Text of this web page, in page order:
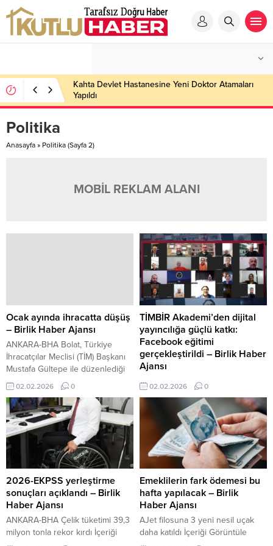
Kahta Devlet Hastanesine Yeni Doktor Atamaları
Yapıldı
Politika
Anasayfa » Politika (Sayfa 2)
MOBİL REKLAM ALANI
Ocak ayında ihracatta düşüş
– Birlik Haber Ajansı
ANKARA-BHA Bolat, Türkiye
İhracatçılar Meclisi (TİM) Başkanı
Mustafa Gültepe ile düzenlediği
basın toplantısında, düşüşte
takvim etkisi, işlenmiş altın ve
enerji rafine petrol ürünleri
ihracatındaki azalışın etkili
olduğunu belirtti. İthalat ve dış
ticaret açığı Ocak ayında ithalat
28,7 milyar dolar olarak
kaydedildi. Mal ihracatındaki
küçük azalış nedeniyle dış ticaret
açığı yüzde...
02.02.2026 0
TİMBİR Akademi’den dijital
yayıncılığa güçlü katkı:
Facebook eğitimi
gerçekleştirildi – Birlik Haber
Ajansı
ANKARA-BHA TİMBİR
Akademi’nin dijital çağın
ihtiyaçlarına yanıt veren eğitim
çalışmaları kapsamında
düzenlenen programda,
Facebook’un habercilikteki yeri
ve dijital yayıncılıkta etkin
kullanımı tüm yönleriyle ele alındı.
Eğitimde hem saha deneyimine
dayalı bilgiler hem de akademik
yaklaşımlar katılımcılarla paylaşıldı.
Akademi ve saha deneyimi bir
arada Eğitimin moderatörlüğünü
TİMBİR Akademi Koordinatörü ve
02.02.2026 0
2026-EKPSS yerleştirme
sonuçları açıklandı – Birlik
Haber Ajansı
ANKARA-BHA Çelik tüketimi 39,3
milyon tonla rekor kırdı İçeriği
Emeklilerin fark ödemesi bu
hafta yapılacak – Birlik
Haber Ajansı
AJet filosuna 3 yeni nesil uçak
daha katıldı İçeriği Görüntüle